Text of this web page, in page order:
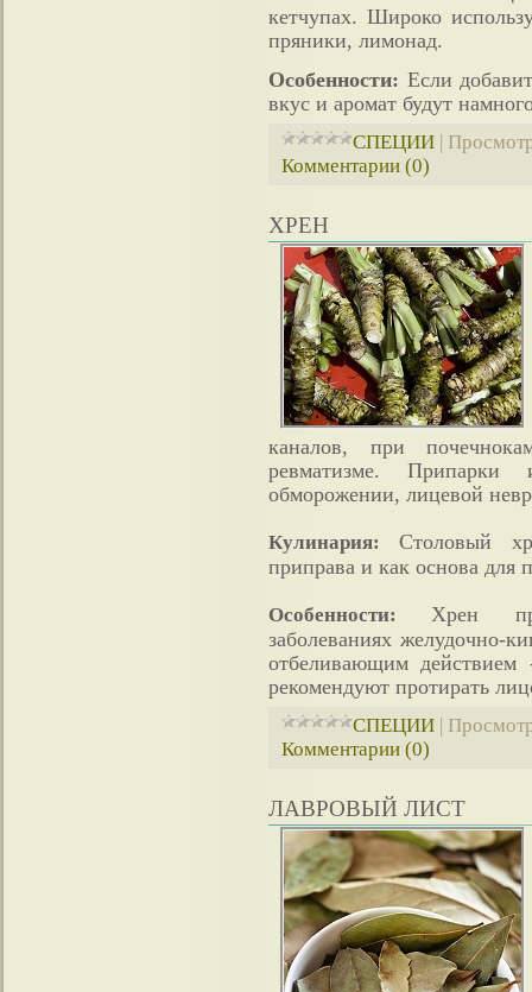
кетчупах. Широко
пряники, лимонад.
Особенности: Если
вкус и аромат будут
СПЕЦИИ |
Комментарии (0)
ХРЕН
каналов, при
ревматизме.
обморожении, лицевой
Кулинария:Столовый
приправа и как основа для
Особенности:Хрен
заболеваниях желудочно-
отбеливающим
рекомендуют протирать
СПЕЦИИ |
Комментарии (0)
ЛАВРОВЫЙ ЛИСТ